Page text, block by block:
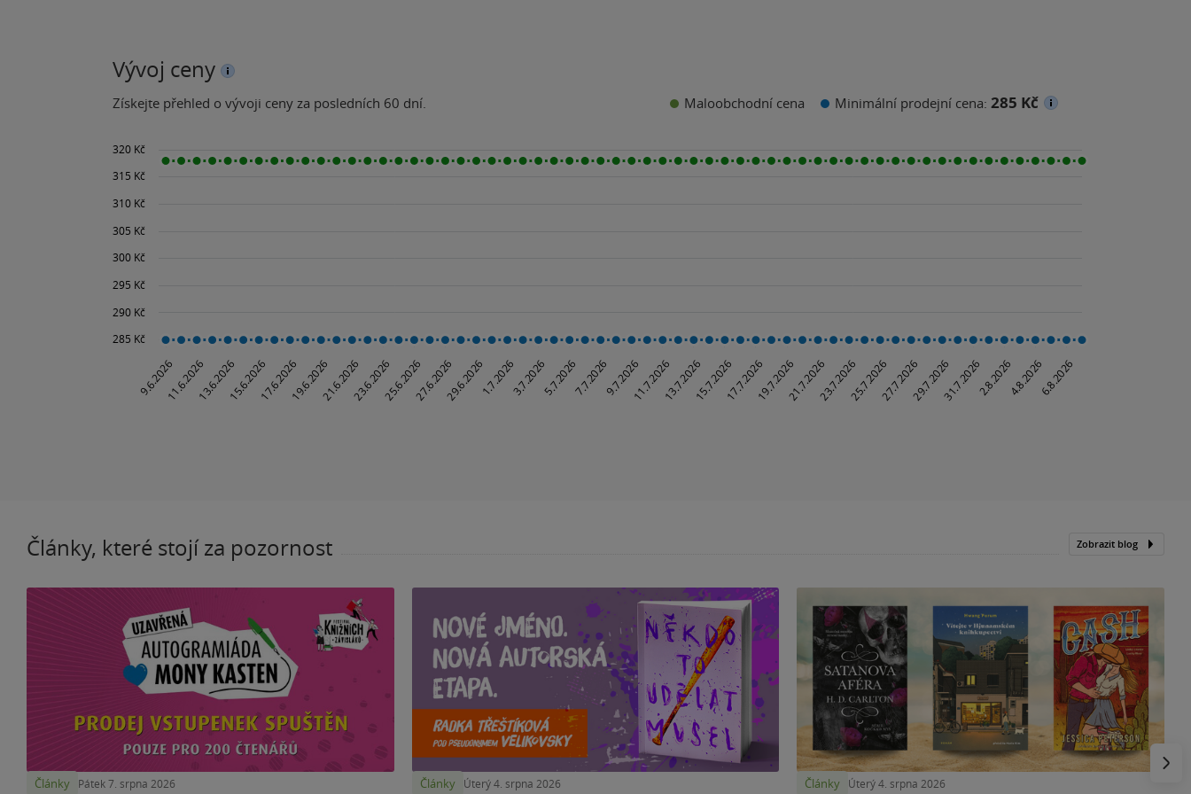
Vývoj ceny
Získejte přehled o vývoji ceny za posledních 60 dní. Maloobchodní cena Minimální prodejní cena: 285 Kč
Články, které stojí za pozornost Zobrazit blog
Články Pátek 7. srpna 2026 Články Úterý 4. srpna 2026 Články Úterý 4. srpna 2026